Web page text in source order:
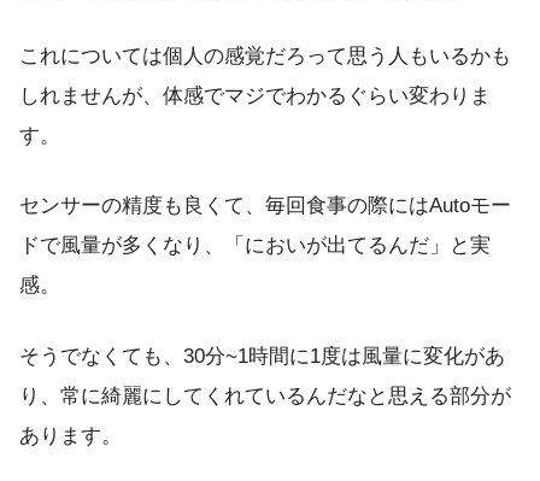
これについては個人の感覚だろって思う人もいるかも
しれませんが、体感でマジでわかるぐらい変わりま
す。
センサーの精度も良くて、毎回食事の際にはAutoモー
ドで風量が多くなり、「においが出てるんだ」と実
感。
そうでなくても、30分~1時間に1度は風量に変化があ
り、常に綺麗にしてくれているんだなと思える部分が
あります。